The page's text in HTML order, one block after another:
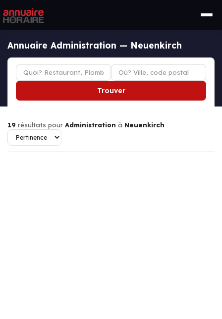
Annuaire Administration — Neuenkirch
Trouver
19 résultats pour Administration à Neuenkirch